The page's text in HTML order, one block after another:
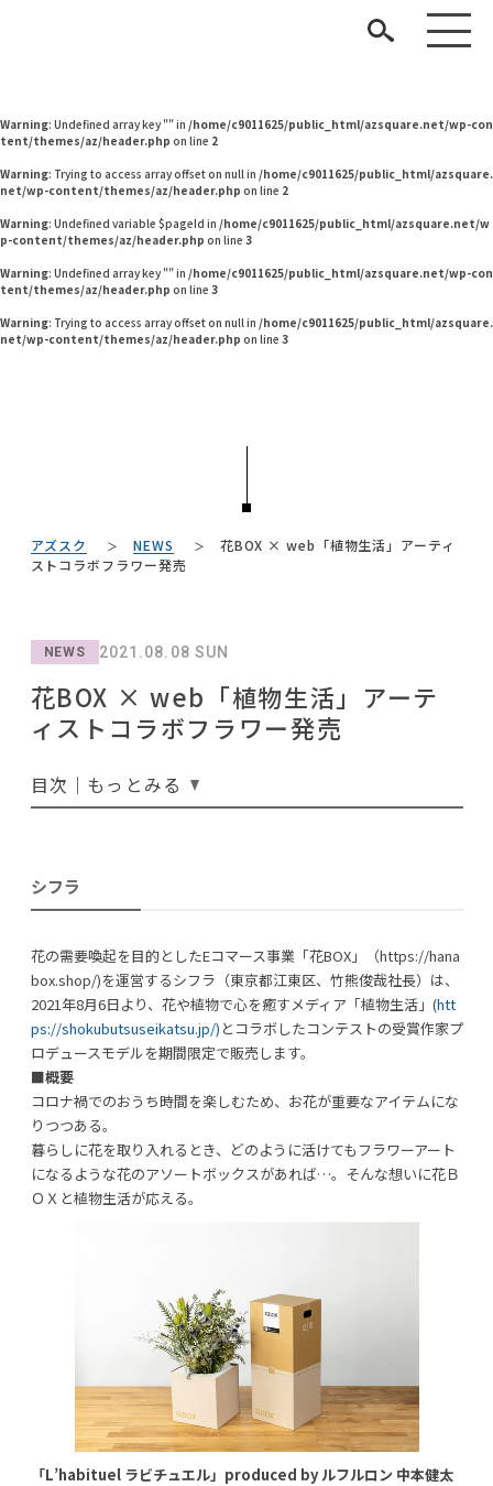
/home/c9011625/public_html/azsquare.net/w
Warning: Undefined array key "" in /home/c9011625/public_html/azsquare.net/wp-con
tent/themes/az/header.php on line 2
Warning: Trying to access array offset on null in /home/c9011625/public_html/azsquare.
net/wp-content/themes/az/header.php on line 2
Warning: Undefined variable $pageId in /home/c9011625/public_html/azsquare.net/w
p-content/themes/az/header.php on line 3
Warning: Undefined array key "" in /home/c9011625/public_html/azsquare.net/wp-con
tent/themes/az/header.php on line 3
Warning: Trying to access array offset on null in /home/c9011625/public_html/azsquare.
net/wp-content/themes/az/header.php on line 3
TAG LIST
#インテリアコーディネート
#大川家具
#2022 春ドラマ#一枚板#照明#木図鑑
#ニトリ
#タンスのゲン#オフィスチェア
#石田ゆり子 #コメリ#大塚家具
#テレワーク #展示会 #無印良品#カリモク家具
#アダル
#MoMA#材木屋のおやじとせがれ#おすすめ
COPYRIGHT © AZSQUARE. ALL RIGHTS RESERVED
見つける
楽しむ
NEWS
COPYRIGHT © AZSQUARE. ALL RIGHTS RESERVED
アズスク NEWS
花BOX × web「植物生活」アーティ
ストコラボフラワー発売
NEWS 2021.08.08 SUN
花BOX × web「植物生活」アーテ
ィストコラボフラワー発売
目次｜もっとみる
シフラ
花の需要喚起を目的としたEコマース事業「花BOX」（https://hana
box.shop/)を運営するシフラ（東京都江東区、竹熊俊哉社長）は、
2021年8月6日より、花や植物で心を癒すメディア「植物生活」(htt
ps://shokubutsuseikatsu.jp/) とコラボしたコンテストの受賞作家プ
ロデュースモデルを期間限定で販売します。
■概要
コロナ禍でのおうち時間を楽しむため、お花が重要なアイテムにな
りつつある。
暮らしに花を取り入れるとき、どのように活けてもフラワーアート
になるような花のアソートボックスがあれば…。そんな想いに花Ｂ
ＯＸと植物生活が応える。
「L’habituel ラビチュエル」produced by ルフルロン 中本健太